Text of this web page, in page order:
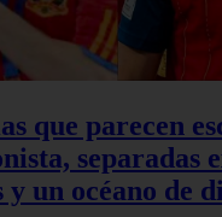
que parecen
separadas
y un océano de